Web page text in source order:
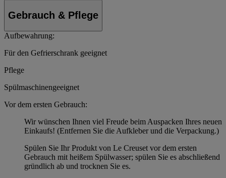
Gebrauch & Pflege
Aufbewahrung:
Für den Gefrierschrank geeignet
Pflege
Spülmaschinengeeignet
Vor dem ersten Gebrauch:
Wir wünschen Ihnen viel Freude beim Auspacken Ihres neuen
Einkaufs! (Entfernen Sie die Aufkleber und die Verpackung.)
Spülen Sie Ihr Produkt von Le Creuset vor dem ersten
Gebrauch mit heißem Spülwasser; spülen Sie es abschließend
gründlich ab und trocknen Sie es.